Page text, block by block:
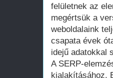
felületnek az
megértsük a
weboldalaink
csapata évek
idejű adatokkal
A SERP-
kialakításához.